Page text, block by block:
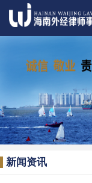
新闻资讯